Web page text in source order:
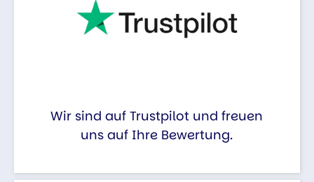
Wir sind auf Trustpilot und freuen
uns auf Ihre Bewertung.